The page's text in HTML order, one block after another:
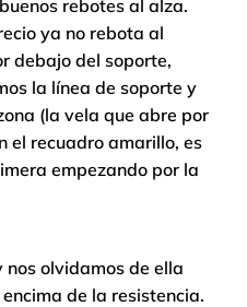
rebotes al alza.
ya no rebota al
debajo del soporte,
la línea de soporte y
(la vela que abre por
el recuadro amarillo, es
empezando por la
olvidamos de ella
de la resistencia.